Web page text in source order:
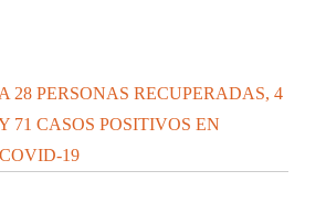
28 PERSONAS RECUPERADAS, 4
71 CASOS POSITIVOS EN
19